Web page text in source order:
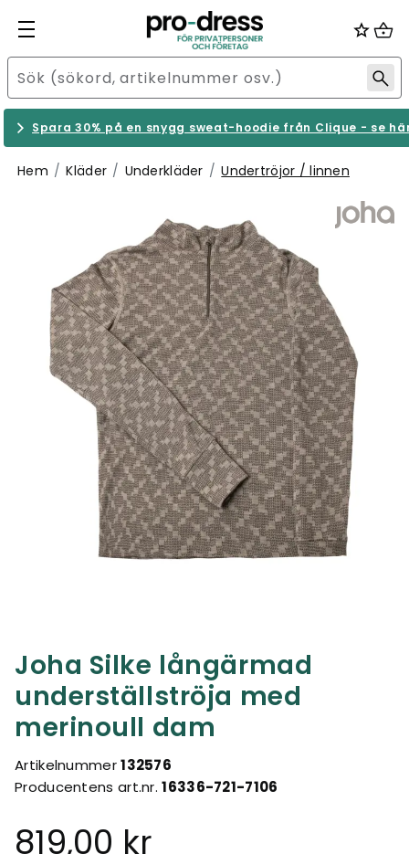
Spara 30% på en snygg sweat-hoodie från Clique - se
Hem Kläder Underkläder Undertröjor / linnen
Joha Silke långärmad
underställströja med
merinoull dam
Artikelnummer132576
Producentens art.nr.16336-721-7106
819,00 kr